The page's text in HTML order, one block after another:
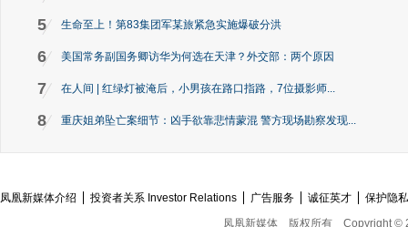
5 生命至上！第83集团军某旅紧急实施爆破分洪
6 美国常务副国务卿访华为何选在天津？外交部：两个原因
7 在人间 | 红绿灯被淹后，小男孩在路口指路，7位摄影师...
8 重庆姐弟坠亡案细节：凶手欲靠悲情蒙混 警方现场勘察发现...
凤凰新媒体介绍 投资者关系 Investor Relations 广告服务 诚征英才
保护隐
凤凰新媒体
版权所有 Copyright ©